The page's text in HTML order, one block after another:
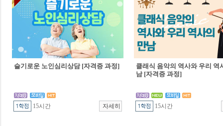
슬기로운 노인심리상담 [자격증 과정]
15시간
클래식 음악의 역사와 우리 역
남 [자격증 과정]
15시간